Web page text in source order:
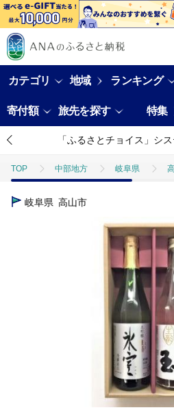
カテゴリ 地域 ランキング
寄付額 旅先を探す 特集
「ふるさとチョイス」シ
TOP 中部地方 岐阜県
TOP
岐阜県 高山市